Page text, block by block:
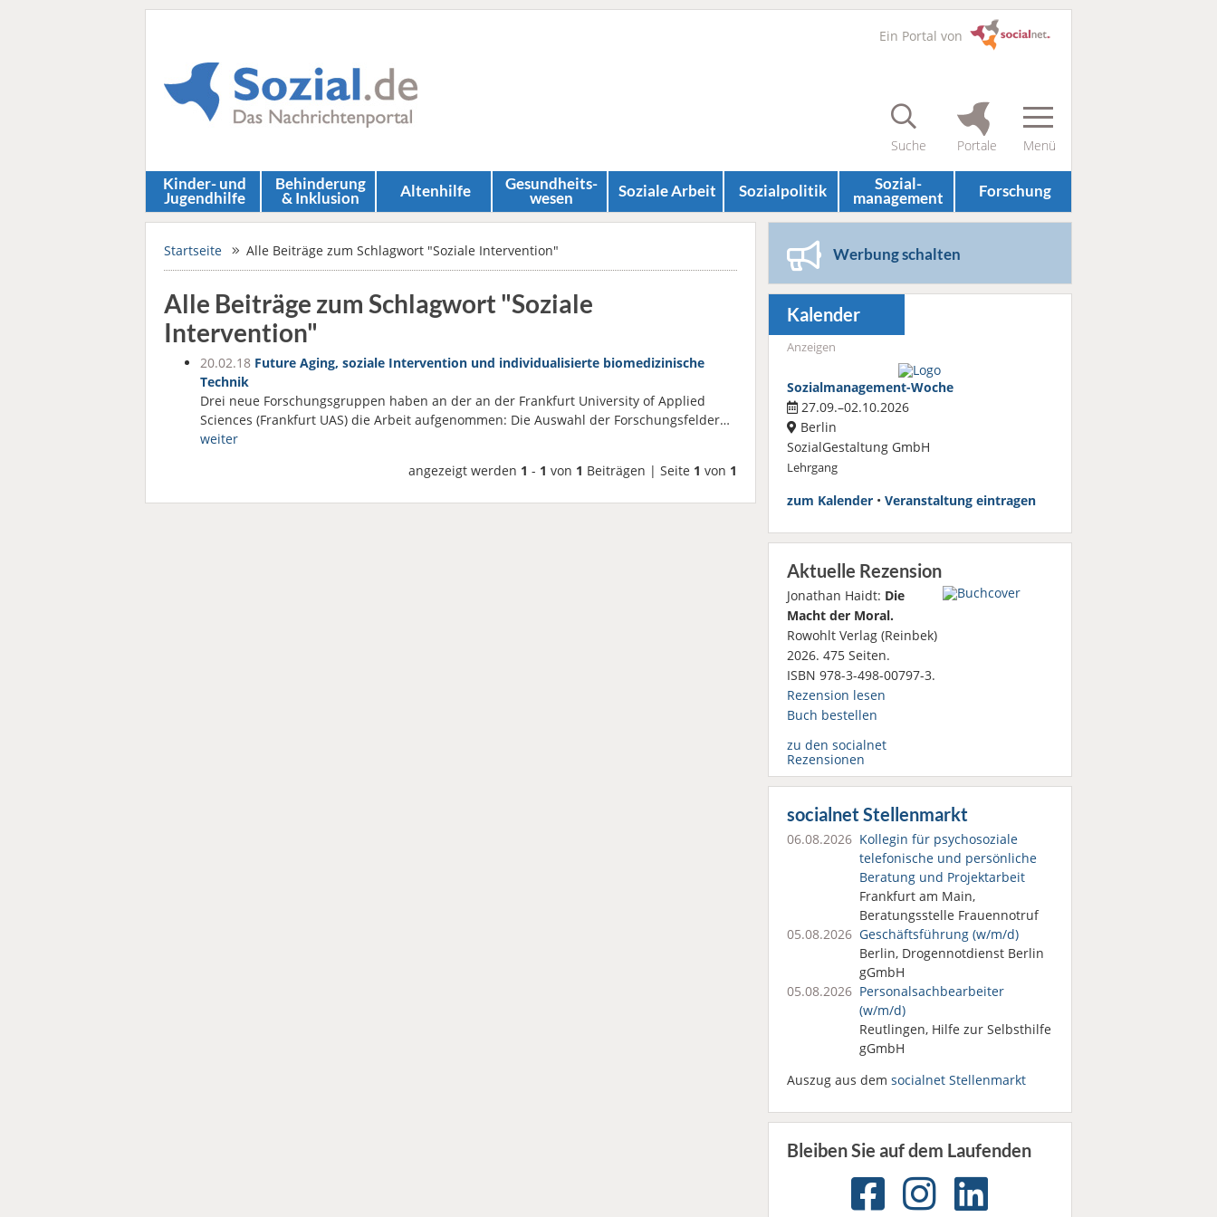
Ein Portal von
Kinder- und
Jugendhilfe
Behinderung
& Inklusion Altenhilfe Gesundheits­
wesen Soziale Arbeit Sozial­politik Sozial­
management Forschung
Startseite Alle Beiträge zum Schlagwort "Soziale Intervention"
Alle Beiträge zum Schlagwort "Soziale
Intervention"
20.02.18 Future Aging, soziale Intervention und individualisierte biomedizinische
Technik
Drei neue Forschungsgruppen haben an der an der Frankfurt University of Applied
Sciences (Frankfurt UAS) die Arbeit aufgenommen: Die Auswahl der Forschungsfelder…
weiter
angezeigt werden 1 - 1 von 1 Beiträgen | Seite 1 von 1
Werbung schalten
Kalender
Anzeigen
Sozialmanagement-Woche
27.09.–02.10.2026
Berlin
SozialGestaltung GmbH
Lehrgang
zum Kalender• Veranstaltung eintragen
Aktuelle Rezension
Jonathan Haidt: Die
Macht der Moral.
Rowohlt Verlag (Reinbek)
2026. 475 Seiten.
ISBN 978-3-498-00797-3.
Rezension lesen
Buch bestellen
zu den socialnet
Rezensionen
socialnet Stellenmarkt
06.08.2026 Kollegin für psychosoziale
telefonische und persönliche
Beratung und Projektarbeit
Frankfurt am Main,
Beratungsstelle Frauennotruf
05.08.2026 Geschäftsführung (w/m/d)
Berlin, Drogennotdienst Berlin
gGmbH
05.08.2026 Personalsach­bearbeiter
(w/m/d)
Reutlingen, Hilfe zur Selbsthilfe
gGmbH
Auszug aus dem socialnet Stellenmarkt
Bleiben Sie auf dem Laufenden